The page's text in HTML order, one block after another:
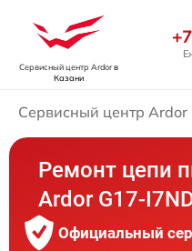
Сервисный центр Ardorв
Казани
Сервисный центр Ardor
Ремонт цепи
Ardor G17-
Официальный